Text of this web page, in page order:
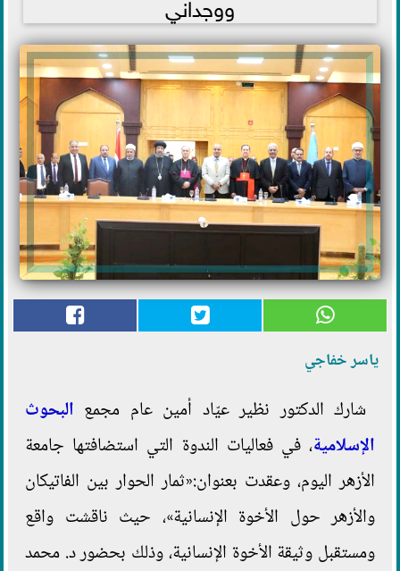
ياسر خفاجي
شارك الدكتور نظير عيّاد أمين عام مجمع البحوث
الإسلامية، في فعاليات الندوة التي استضافتها جامعة
الأزهر اليوم، وعقدت بعنوان:«ثمار الحوار بين الفاتيكان
والأزهر حول الأخوة الإنسانية»، حيث ناقشت واقع
ومستقبل وثيقة الأخوة الإنسانية، وذلك بحضور د. محمد